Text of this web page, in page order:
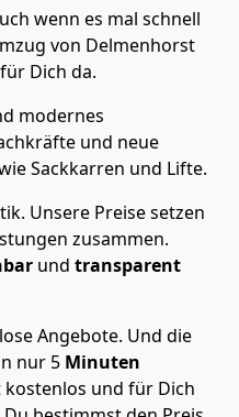
wenn es mal schnell
von Delmenhorst
Dich da.
modernes
und neue
Sackkarren und Lifte.
Unsere Preise setzen
zusammen.
und transparent
Angebote. Und die
nur 5 Minuten
und für Dich